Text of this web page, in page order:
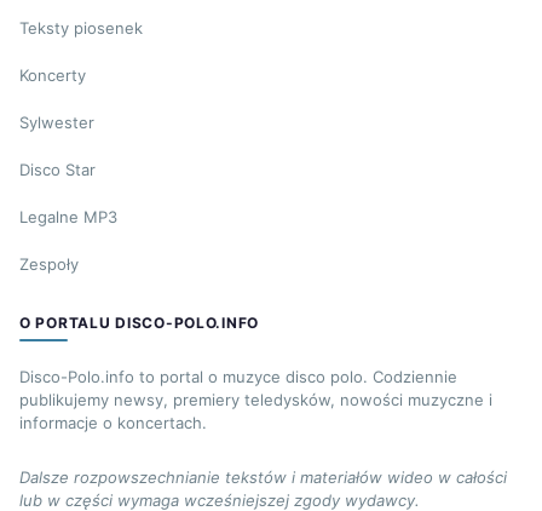
Teksty piosenek
Koncerty
Sylwester
Disco Star
Legalne MP3
Zespoły
O PORTALU DISCO-POLO.INFO
Disco-Polo.info to portal o muzyce disco polo. Codziennie
publikujemy newsy, premiery teledysków, nowości muzyczne i
informacje o koncertach.
Dalsze rozpowszechnianie tekstów i materiałów wideo w całości
lub w części wymaga wcześniejszej zgody wydawcy.